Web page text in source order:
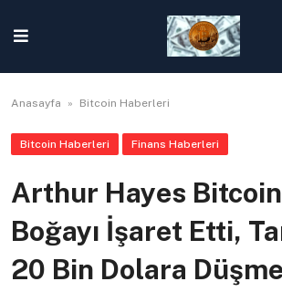
content
Anasayfa » Bitcoin Haberleri
Bitcoin Haberleri Finans Haberleri
Arthur Hayes
Boğayı İşaret Etti,
20 Bin Dolara